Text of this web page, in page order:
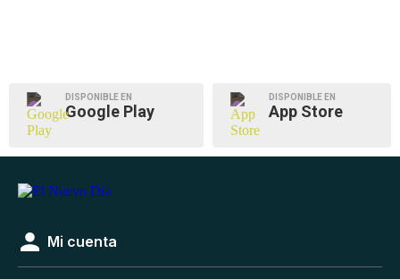
DISPONIBLE EN
Google Play
DISPONIBLE EN
App Store
Mi cuenta